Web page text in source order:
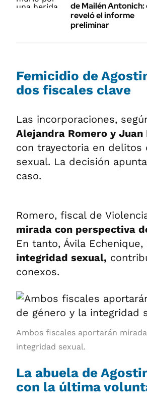
de Mailén Antonich:
reveló el informe
preliminar
Femicidio de
dos fiscales clave
Las incorporaciones,
Alejandra Romero y Juan
con trayectoria en delitos
sexual. La decisión
caso.
Romero, fiscal de
mirada con perspectiva
En tanto, Ávila
integridad sexual,
conexos.
Ambos fiscales aportarán
integridad sexual.
La abuela de
con la última